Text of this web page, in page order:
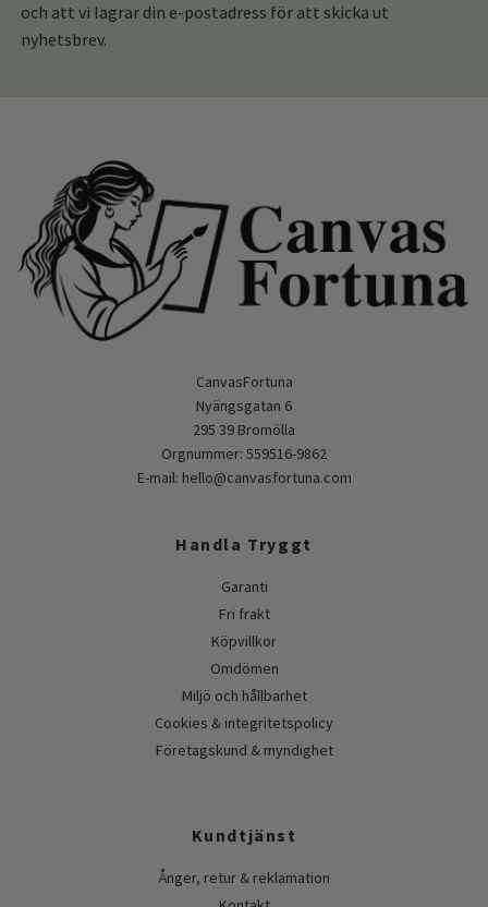
och att vi lagrar din e-postadress för att skicka ut
nyhetsbrev.
CanvasFortuna
Nyängsgatan 6
295 39 Bromölla
Orgnummer: 559516-9862
E-mail: hello@canvasfortuna.com
Handla Tryggt
Garanti
Fri frakt
Köpvillkor
Omdömen
Miljö och hållbarhet
Cookies & integritetspolicy
Företagskund & myndighet
Kundtjänst
Ånger, retur & reklamation